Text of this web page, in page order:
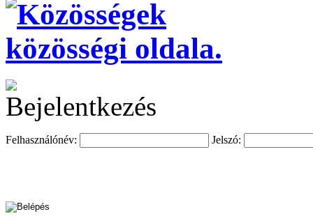
Felhasználónév: Jelszó: